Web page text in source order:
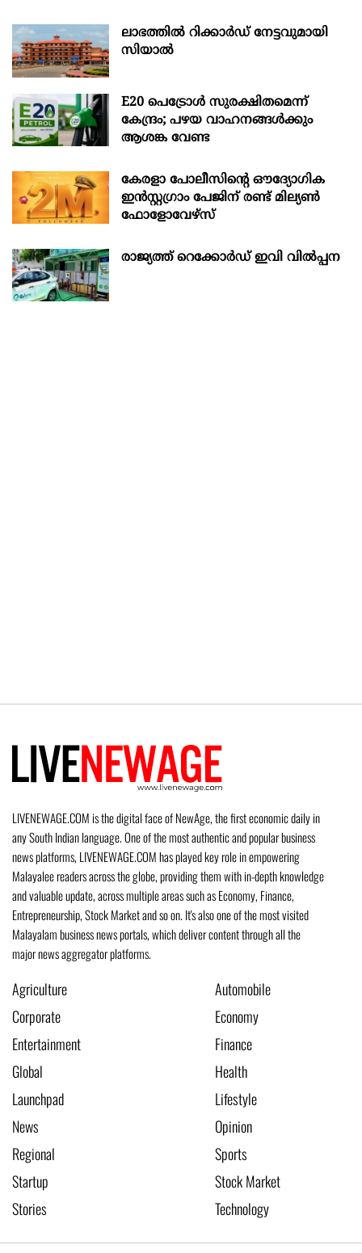
ലാഭത്തിൽ റിക്കാർഡ് നേട്ടവുമായി
സിയാൽ
E20 പെട്രോൾ സുരക്ഷിതമെന്ന്
കേന്ദ്രം; പഴയ വാഹനങ്ങൾക്കും
ആശങ്ക വേണ്ട
കേരളാ പോലീസിന്‍റെ ഔദ്യോഗിക
ഇന്‍സ്റ്റഗ്രാം പേജിന് രണ്ട് മില്യണ്‍
ഫോളോവേഴ്സ്
രാജ്യത്ത് റെക്കോർഡ് ഇവി വിൽപ്പന
LIVENEWAGE.COM is the digital face of NewAge, the first economic daily in
any South Indian language. One of the most authentic and popular business
news platforms, LIVENEWAGE.COM has played key role in empowering
Malayalee readers across the globe, providing them with in-depth knowledge
and valuable update, across multiple areas such as Economy, Finance,
Entrepreneurship, Stock Market and so on. It's also one of the most visited
Malayalam business news portals, which deliver content through all the
major news aggregator platforms.
Agriculture
Automobile
Corporate
Economy
Entertainment
Finance
Global
Health
Launchpad
Lifestyle
News
Opinion
Regional
Sports
Startup
Stock Market
Stories
Technology